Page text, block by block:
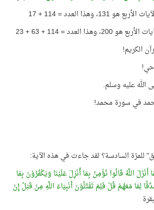
وهذا العدد = 114 + 17
العدد = 114 + 63 + 23
للمرّة السادسة؟ لقد جاءت في هذه الآية:
أَنْزَلَ اللَّهُ قَالُوا نُؤْمِنُ بِمَا أُنْزِلَ عَلَيْنَا وَيَكْفُرُوْنَ بِمَا
لِمَا مَعَهُمْ قُلْ فَلِمَ تَقْتُلُوْنَ أَنْبِيَاءَ اللَّهِ مِنْ قَبْلُ إِنْ